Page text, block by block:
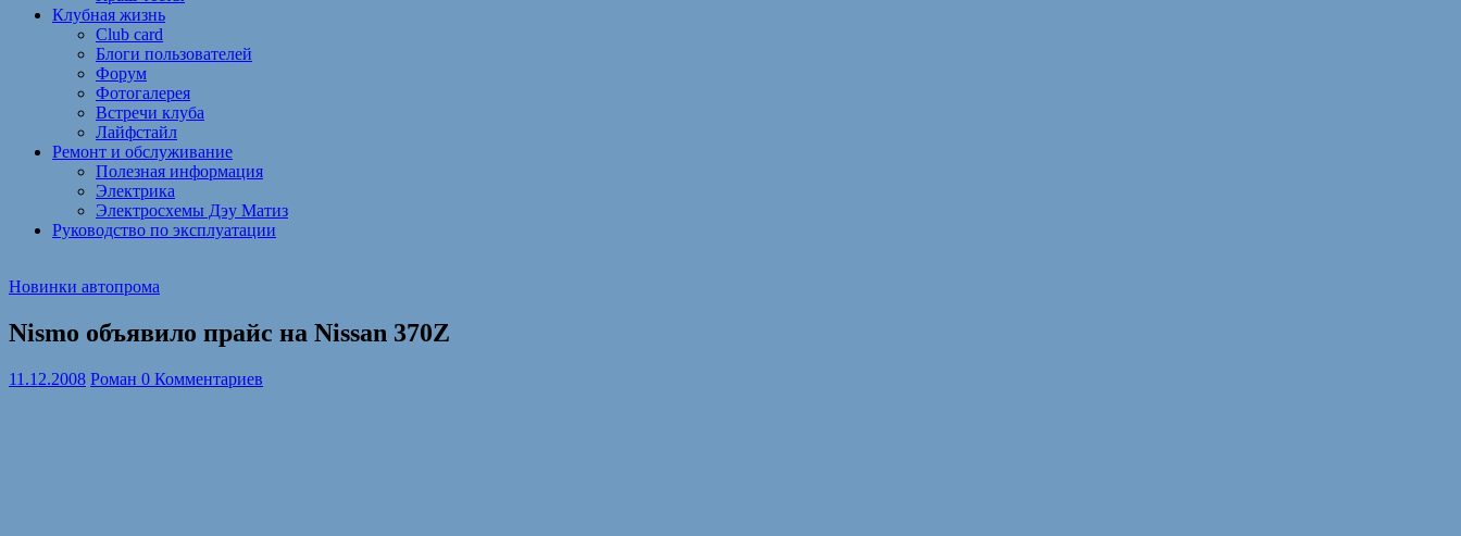
Клубная жизнь
Club card
Блоги пользователей
Форум
Фотогалерея
Встречи клуба
Лайфстайл
Ремонт и обслуживание
Полезная информация
Электрика
Электросхемы Дэу Матиз
Руководство по эксплуатации
Новинки автопрома
Nismo объявило прайс на Nissan 370Z
11.12.2008 Роман 0 Комментариев